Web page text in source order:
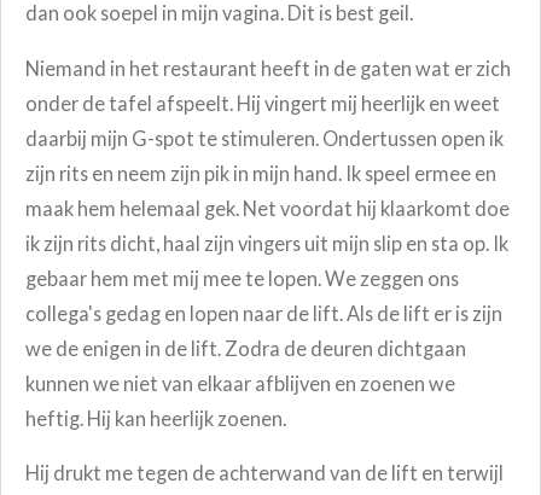
dan ook soepel in mijn vagina. Dit is best geil.
Niemand in het restaurant heeft in de gaten wat er zich
onder de tafel afspeelt. Hij vingert mij heerlijk en weet
daarbij mijn G-spot te stimuleren. Ondertussen open ik
zijn rits en neem zijn pik in mijn hand. Ik speel ermee en
maak hem helemaal gek. Net voordat hij klaarkomt doe
ik zijn rits dicht, haal zijn vingers uit mijn slip en sta op. Ik
gebaar hem met mij mee te lopen. We zeggen ons
collega's gedag en lopen naar de lift. Als de lift er is zijn
we de enigen in de lift. Zodra de deuren dichtgaan
kunnen we niet van elkaar afblijven en zoenen we
heftig. Hij kan heerlijk zoenen.
Hij drukt me tegen de achterwand van de lift en terwijl